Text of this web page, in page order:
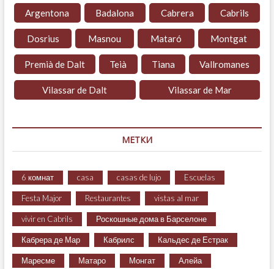
Argentona Badalona Cabrera Cabrils
Dosrius Masnou Mataró Montgat
Premià de Dalt Teià Tiana Vallromanes
Vilassar de Dalt Vilassar de Mar
МЕТКИ
6 комнат casa casas de lujo Escuelas
Festa Major Restaurantes vistas al mar
vivir en Cabrils Роскошные дома в Барселоне
Кабрера де Мар Кабрилс Кальдес де Естрак
Маресме Матаро Монгат Алейа